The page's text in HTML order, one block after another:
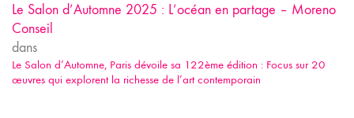
Le Salon d’Automne 2025 : L’océan en partage – Moreno
Conseil
dans
Le Salon d’Automne, Paris dévoile sa 122ème édition : Focus sur 20
œuvres qui explorent la richesse de l’art contemporain